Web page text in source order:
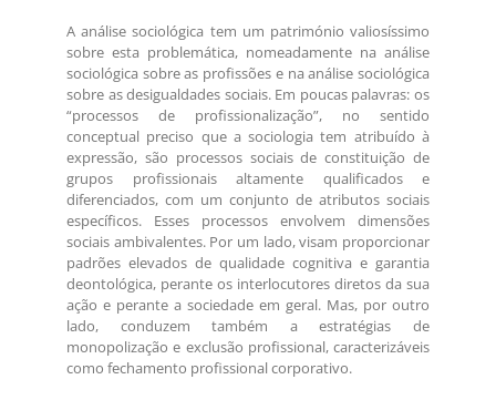
A análise sociológica tem um património valiosíssimo
sobre esta problemática, nomeadamente na análise
sociológica sobre as profissões e na análise sociológica
sobre as desigualdades sociais. Em poucas palavras: os
“processos de profissionalização”, no sentido
conceptual preciso que a sociologia tem atribuído à
expressão, são processos sociais de constituição de
grupos profissionais altamente qualificados e
diferenciados, com um conjunto de atributos sociais
específicos. Esses processos envolvem dimensões
sociais ambivalentes. Por um lado, visam proporcionar
padrões elevados de qualidade cognitiva e garantia
deontológica, perante os interlocutores diretos da sua
ação e perante a sociedade em geral. Mas, por outro
lado, conduzem também a estratégias de
monopolização e exclusão profissional, caracterizáveis
como fechamento profissional corporativo.